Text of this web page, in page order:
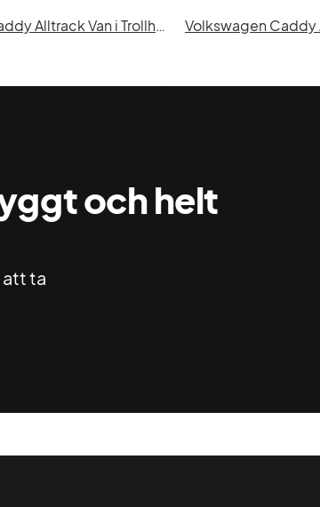
Volkswagen Caddy Alltrack Van i Trollhättan
och helt
ta